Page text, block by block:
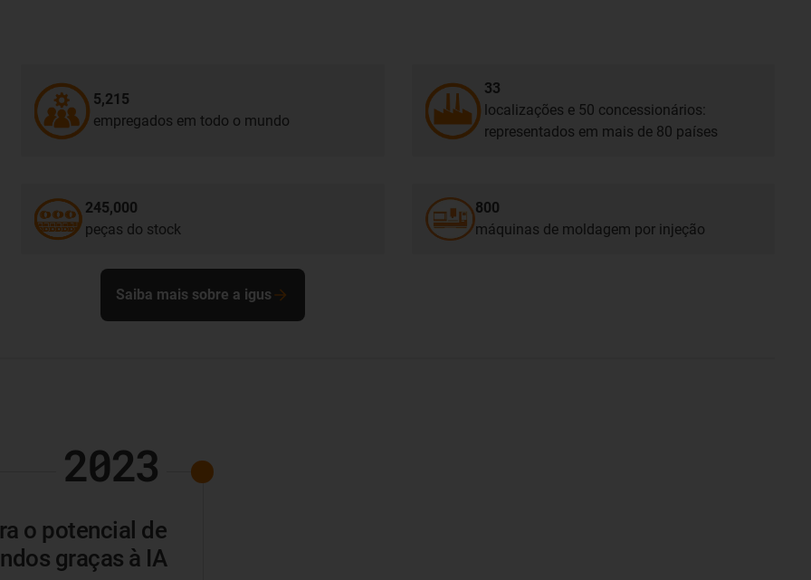
5,215
empregados em todo o mundo
33
localizações e 50 concessionários:
representados em mais de 80 países
245,000
peças do stock
800
máquinas de moldagem por injeção
Saiba mais sobre a igus
2023
o potencial de
graças à IA